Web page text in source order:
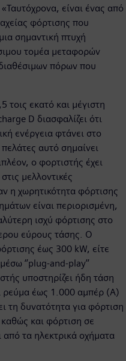
είναι ένας από
φόρτισης που
σημαντική πτυχή
τομέα μεταφορών
πόρων που
εκατό και μέγιστη
D διασφαλίζει ότι
ενέργεια φτάνει στο
αυτό σημαίνει
ο φορτιστής έχει
μελλοντικές
η χωρητικότητα φόρτισης
είναι περιορισμένη,
ισχύ φόρτισης στο
εύρους τάσης. Ο
έως 300 kW, είτε
‘’plug-and-play’’
υποστηρίζει ήδη τάση
ρεύμα έως 1.000 αμπέρ (Α)
τη δυνατότητα για φόρτιση
και φόρτιση σε
τα ηλεκτρικά οχήματα